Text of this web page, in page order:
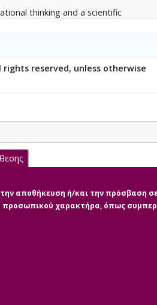
thinking and a scientific
reserved, unless otherwise
ΕΠΑΓΓΕΛΜΑΤΙΩΝ Π.Φ.Υ..pdf
αποθήκευση ή/και την πρόσβαση
προσωπικού χαρακτήρα, όπως